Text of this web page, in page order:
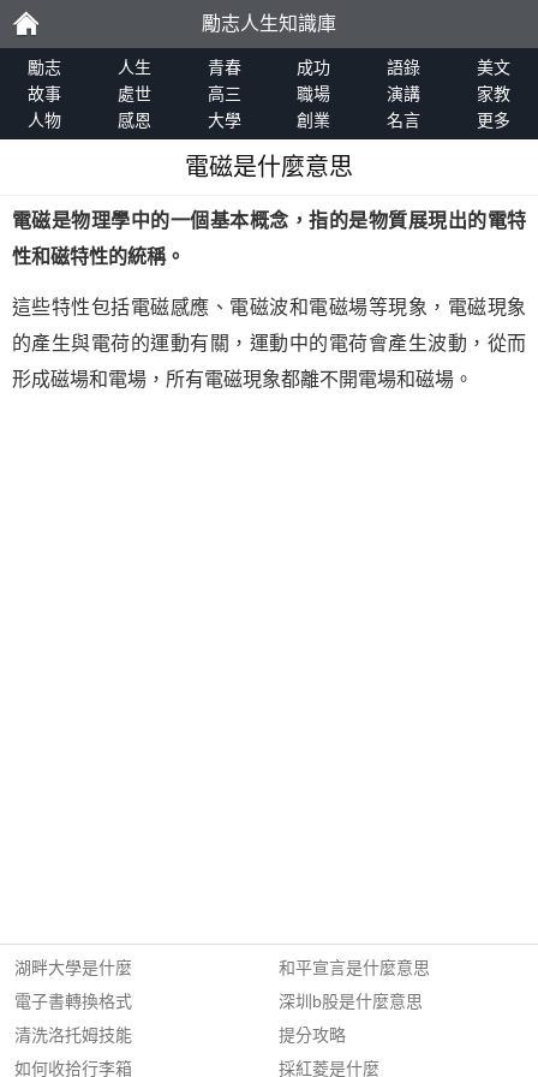
勵
志
勵志人生知識庫
勵志 人生 青春 成功 語錄
美文
故事
處世 高三 職場 演講
家教
人物
感恩 大學 創業 名言 更多
電磁是什麼意思
電磁是物理學中的一個基本概念，指的是物質展現出的電特
性和磁特性的統稱。
這些特性包括電磁感應、電磁波和電磁場等現象，電磁現象
的產生與電荷的運動有關，運動中的電荷會產生波動，從而
形成磁場和電場，所有電磁現象都離不開電場和磁場。
湖畔大學是什麼
電子書轉換格式
清洗洛托姆技能
如何收拾行李箱
和平宣言是什麼意思
深圳b股是什麼意思
提分攻略
採紅菱是什麼